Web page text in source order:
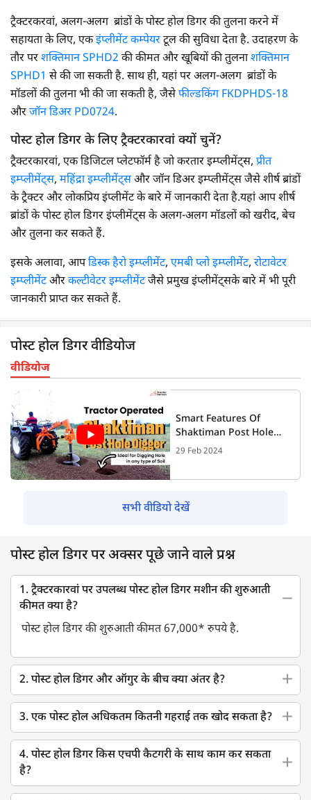
ट्रैक्टरकरवां, अलग-अलग ब्रांडों के पोस्ट होल डिगर की तुलना करने में
सहायता के लिए, एकइंप्लीमेंट कम्पेयरटूल की सुविधा देता है. उदाहरण के
तौर परशक्तिमान SPHD2 की कीमत और खूबियों की तुलनाशक्तिमान
SPHD1 से की जा सकती है. साथ ही, यहां पर अलग-अलग ब्रांडों के
मॉडलों की तुलना भी की जा सकती है, जैसेफील्डकिंग FKDPHDS-18
औरजॉन डिअर PD0724.
पोस्ट होल डिगर के लिए ट्रैक्टरकारवां क्यों चुनें?
ट्रैक्टरकारवां, एक डिजिटल प्लेटफॉर्म है जो करतार इम्प्लीमेंट्स, प्रीत
इम्प्लीमेंट्स, महिंद्रा इम्प्लीमेंट्सऔर जॉन डिअर इम्प्लीमेंट्स जैसे शीर्ष ब्रांडों
के ट्रैक्टर और लोकप्रिय इंप्लीमेंट के बारे में जानकारी देता है.यहां आप शीर्ष
ब्रांडों के पोस्ट होल डिगर इंप्लीमेंट्स के अलग-अलग मॉडलों को खरीद, बेच
और तुलना कर सकते हैं.
इसके अलावा, आपडिस्क हैरो इम्प्लीमेंट, एमबी प्लो इम्प्लीमेंट, रोटावेटर
इम्प्लीमेंटऔरकल्टीवेटर इम्प्लीमेंटजैसे प्रमुख इंप्लीमेंट्सके बारे में भी पूरी
जानकारी प्राप्त कर सकते हैं.
पोस्ट होल डिगर वीडियोज
वीडियोज
Smart Features Of
Shaktiman Post Hole
Digger, Useful For All
29 Feb 2024
सभी वीडियो देखें
पोस्ट होल डिगर पर अक्सर पूछे जाने वाले प्रश्न
1. ट्रैक्टरकारवां पर उपलब्ध पोस्ट होल डिगर मशीन की शुरुआती
कीमत क्या है?
पोस्ट होल डिगर की शुरुआती कीमत 67,000* रुपये है.
2. पोस्ट होल डिगर और ऑगुर के बीच क्या अंतर है?
3. एक पोस्ट होल अधिकतम कितनी गहराई तक खोद सकता है?
4. पोस्ट होल डिगर किस एचपी कैटगरी के साथ काम कर सकता
है?